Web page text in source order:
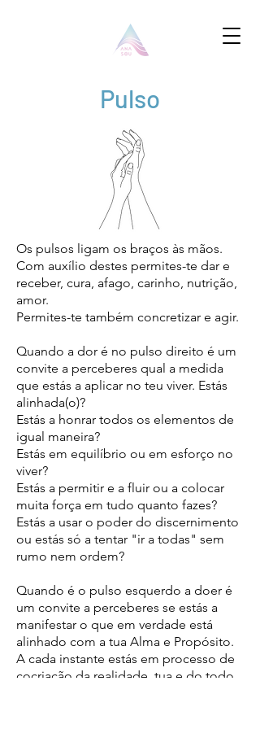
Pulso
Os pulsos ligam os braços às mãos.
Com auxílio destes permites-te dar e
receber, cura, afago, carinho, nutrição,
amor.
Permites-te também concretizar e agir.
Quando a dor é no pulso direito é um
convite a perceberes qual a medida
que estás a aplicar no teu viver. Estás
alinhada(o)?
Estás a honrar todos os elementos de
igual maneira?
Estás em equilíbrio ou em esforço no
viver?
Estás a permitir e a fluir ou a colocar
muita força em tudo quanto fazes?
Estás a usar o poder do discernimento
ou estás só a tentar "ir a todas" sem
rumo nem ordem?
Quando é o pulso esquerdo a doer é
um convite a perceberes se estás a
manifestar o que em verdade está
alinhado com a tua Alma e Propósito.
A cada instante estás em processo de
cocriação da realidade, tua e do todo.